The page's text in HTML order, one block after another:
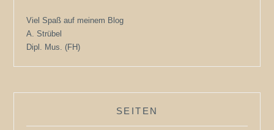
Viel Spaß auf meinem Blog
A. Strübel
Dipl. Mus. (FH)
SEITEN